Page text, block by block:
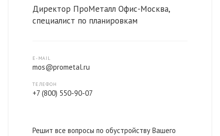
Директор ПроМеталл Офис-Москва,
специалист по планировкам
E-MAIL
mos@prometal.ru
ТЕЛЕФОН
+7 (800) 550-90-07
Решит все вопросы по обустройству Вашего